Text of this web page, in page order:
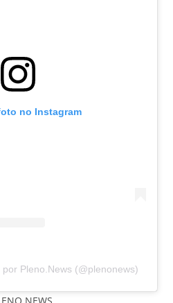
no Instagram
Pleno.News (@plenonews)